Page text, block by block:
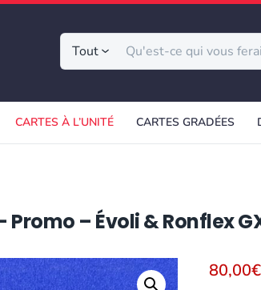
Tout
CARTES À L’UNITÉ CARTES GRADÉES
– Évoli & Ronflex
80,00€